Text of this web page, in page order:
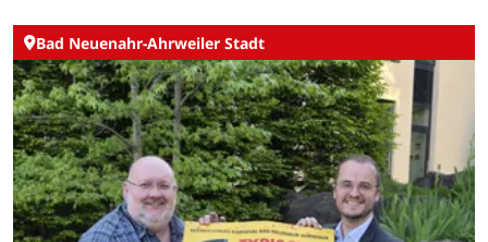
Bad Neuenahr-Ahrweiler Stadt